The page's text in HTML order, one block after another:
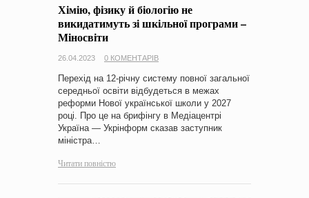
Хімію, фізику й біологію не
викидатимуть зі шкільної програми –
Міносвіти
26.04.2023 0 КОМЕНТАРІВ
Перехід на 12-річну систему повної загальної
середньої освіти відбудеться в межах
реформи Нової української школи у 2027
році. Про це на брифінгу в Медіацентрі
Україна — Укрінформ сказав заступник
міністра…
Читати повністю